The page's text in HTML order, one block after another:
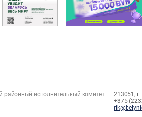
районный исполнительный комитет
213051,
+375